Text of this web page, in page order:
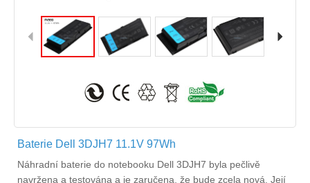
Baterie Dell 3DJH7 11.1V 97Wh
Náhradní baterie do notebooku Dell 3DJH7 byla pečlivě
navržena a testována a je zaručena, že bude zcela nová. Její